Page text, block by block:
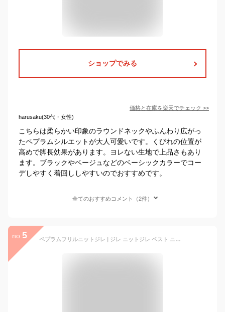
ショップでみる
価格と在庫を楽天でチェック >>
harusaku(30代・女性)
こちらは柔らかい印象のラウンドネックやふんわり広がっ
たペプラムシルエットが大人可愛いです。くびれの位置が
高めで脚長効果があります。ヨレない生地で上品さもあり
ます。ブラックやベージュなどのベーシックカラーでコー
デしやすく着回ししやすいのでおすすめです。
全てのおすすめコメント（2件）
no. 5 ペプラムフリルニットジレ | ジレ ニットジレ ベスト ニットベスト 重ね着 前開き 前開きベスト ペプラム ペプラムトップス ペプラムニット ペプラムジレ ニット 高見え 卒園式 卒業式 入学式 入園式 【宅配便】best cere(一部予約4月11日~15日以内順次発送)